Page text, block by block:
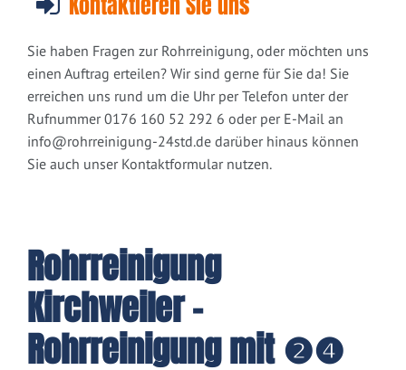
Sie haben Fragen zur Rohrreinigung, oder möchten uns
einen Auftrag erteilen? Wir sind gerne für Sie da! Sie
erreichen uns rund um die Uhr per Telefon unter der
Rufnummer 0176 160 52 292 6 oder per E-Mail an
info@rohrreinigung-24std.de darüber hinaus können
Sie auch unser Kontaktformular nutzen.
Rohrreinigung
Kirchweiler -
Rohrreinigung mit ❷❹